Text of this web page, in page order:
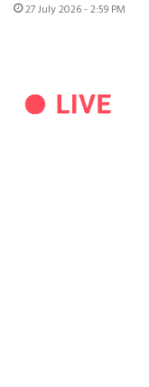
27 July 2026 - 2:59 PM